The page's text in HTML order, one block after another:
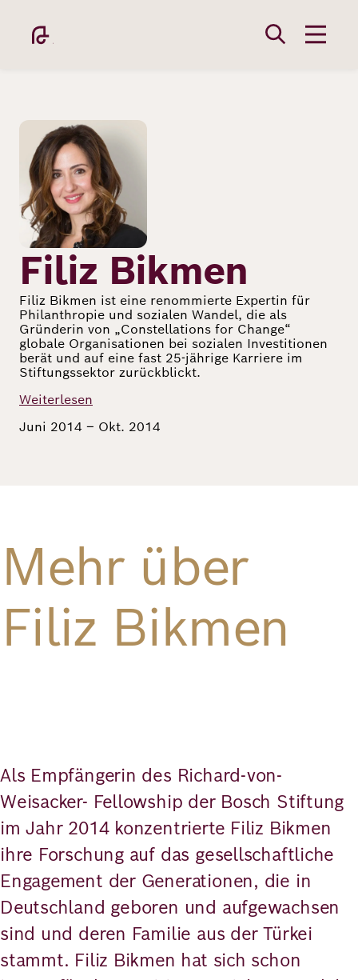
Inhalt
Academy
Fellowship
Fellows
Richard
von
Perspectives
Bild
Filiz Bikmen
Filiz Bikmen ist eine renommierte Expertin für
Philanthropie und sozialen Wandel, die als
Gründerin von „Constellations for Change“
globale Organisationen bei sozialen Investitionen
berät und auf eine fast 25-jährige Karriere im
Stiftungssektor zurückblickt.
Weiterlesen
Juni 2014 – Okt. 2014
Mehr über
Filiz Bikmen
Als Empfängerin des Richard-von-
Weisacker- Fellowship der Bosch Stiftung
im Jahr 2014 konzentrierte Filiz Bikmen
ihre Forschung auf das gesellschaftliche
Engagement der Generationen, die in
Deutschland geboren und aufgewachsen
sind und deren Familie aus der Türkei
stammt. Filiz Bikmen hat sich schon